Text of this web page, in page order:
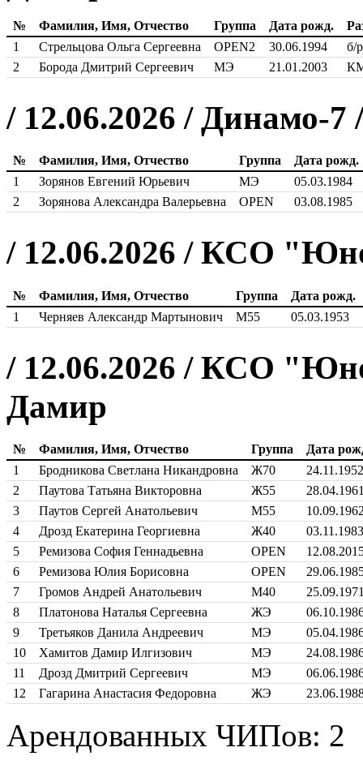
№ Фамилия, Имя, Отчество Группа Дата рожд.
1
Стрельцова Ольга Сергеевна OPEN2 30.06.1994
б/р
2
Борода Дмитрий Сергеевич МЭ 21.01.2003
/ 12.06.2026 / Динамо-7
№ Фамилия, Имя, Отчество Группа
Дата рожд.
1
Зорянов Евгений Юрьевич МЭ
05.03.1984
2
Зорянова Александра Валерьевна OPEN 03.08.1985
/ 12.06.2026 / КСО
№ Фамилия, Имя, Отчество Группа
Дата рожд.
1
Черняев Александр Мартынович М55 05.03.1953
/ 12.06.2026 / КСО
Дамир
№ Фамилия, Имя, Отчество Группа
Дата
1
Бродникова Светлана Никандровна Ж70
24.11.1952
2
Паутова Татьяна Викторовна Ж55
3
Паутов Сергей Анатольевич М55
4
Дрозд Екатерина Георгиевна Ж40
03.11.1983
5
Ремизова София Геннадьевна OPEN
6
Ремизова Юлия Борисовна OPEN
7
Громов Андрей Анатольевич М40
8
Платонова Наталья Сергеевна ЖЭ
9
Третьяков Данила Андреевич МЭ
10
Хамитов Дамир Илгизович МЭ
11
Дрозд Дмитрий Сергеевич МЭ
12
Гагарина Анастасия Федоровна ЖЭ
Арендованных ЧИПов: 2